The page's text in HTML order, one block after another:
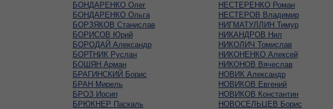
БОНДАРЕНКО Олег
НЕСТЕРЕНКО Роман
БОНДАРЕНКО Ольга
НЕСТЕРОВ Владимир
БОРЗЯКОВ Станислав
НИГМАТУЛЛИН Тимур
БОРИСОВ Юрий
НИКАНДРОВ Нил
БОРОДАЙ Александр
НИКОЛИЧ Томислав
БОРТНИК Руслан
НИКОНЕНКО Алексей
БОШЯН Арман
НИКОНОВ Вячеслав
БРАГИНСКИЙ Борис
НОВИК Александр
БРАН Мирель
НОВИКОВ Евгений
БРОЗ Иосип
НОВИКОВ Константин
БРЮКНЕР Паскаль
НОВОСЕЛЬЦЕВ Борис